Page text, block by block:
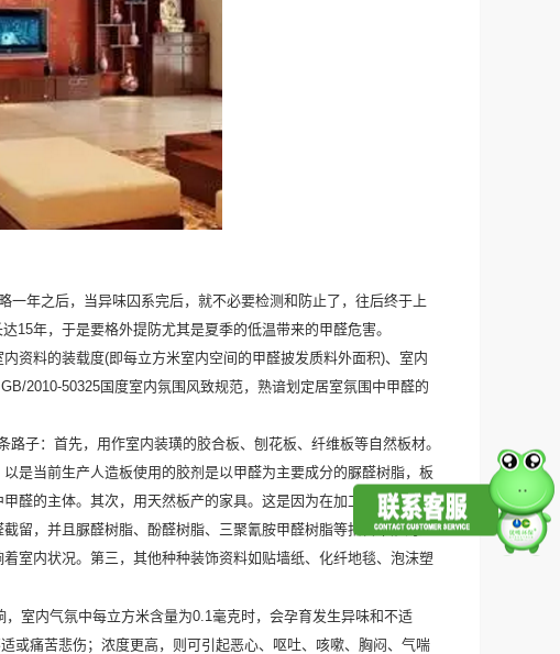
一年之后，当异味囚系完后，就不必要检测和防止了，往后终于上
达15年，于是要格外提防尤其是夏季的低温带来的甲醛危害。
资料的装载度(即每立方米室内空间的甲醛披发质料外面积)、室内
GB/2010-50325国度室内氛围风致规范，熟谙划定居室氛围中甲醛的
子：首先，用作室内装璜的胶合板、刨花板、纤维板等自然板材。
是当前生产人造板使用的胶剂是以甲醛为主要成分的脲醛树脂，板
醛的主体。其次，用天然板产的家具。这是因为在加工天然板材时
留，并且脲醛树脂、酚醛树脂、三聚氰胺甲醛树脂等扣留甲醛的过
室内状况。第三，其他种种装饰资料如贴墙纸、化纤地毯、泡沫塑
室内气氛中每立方米含量为0.1毫克时，会孕育发生异味和不适
或痛苦悲伤；浓度更高，则可引起恶心、呕吐、咳嗽、胸闷、气喘